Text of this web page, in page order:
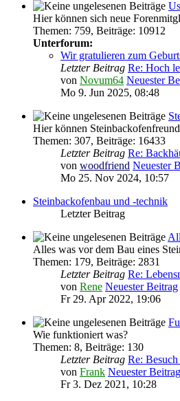
Hier können sich neue
Themen: 759, Beiträge: 10912
Unterforum:
Wir gratulieren zum
Letzter Beitrag Re: Hoch
von Novum64 Neuester
Mo 9. Jun 2025, 08:48
Hier können
Themen: 307, Beiträge: 16433
Letzter Beitrag Re:
von woodfriend Neuester
Mo 25. Nov 2024, 10:57
Steinbackofenbau und -technik
Letzter Beitrag
Alles was vor dem Bau eines
Themen: 179, Beiträge: 2831
Letzter Beitrag Re:
von Rene Neuester Beitrag
Fr 29. Apr 2022, 19:06
Wie funktioniert was?
Themen: 8, Beiträge: 130
Letzter Beitrag Re:
von Frank Neuester Beitrag
Fr 3. Dez 2021, 10:28